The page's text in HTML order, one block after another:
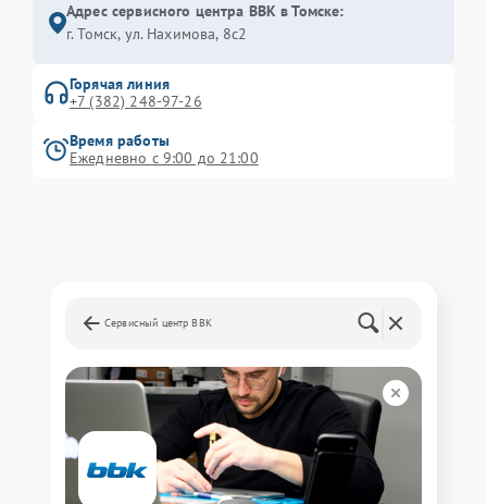
Адрес сервисного центра BBK в Томске:
г. Томск, ул. Нахимова, 8с2
Горячая линия
+7 (382) 248-97-26
Время работы
Ежедневно с 9:00 до 21:00
Сервисный центр BBK